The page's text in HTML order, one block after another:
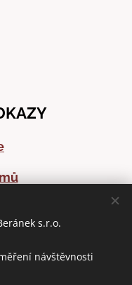
s.r.o.
návštěvnosti